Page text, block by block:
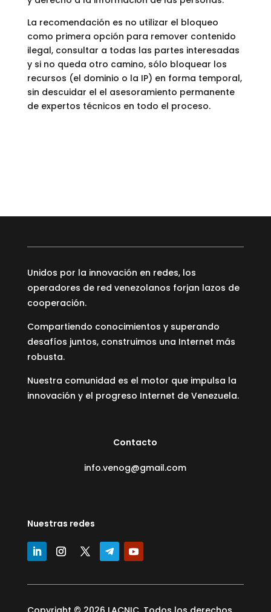
La recomendación es no utilizar el bloqueo
como primera opción para remover contenido
ilegal, consultar a todas las partes interesadas
y si no queda otro camino, sólo bloquear los
recursos (el dominio o la IP) en forma temporal,
sin descuidar el el asesoramiento permanente
de expertos técnicos en todo el proceso.
Unidos por la innovación en redes, los
operadores de red venezolanos forjan lazos de
cooperación.
Compartiendo conocimientos y superando
desafíos juntos, construimos una Internet más
robusta.
Nuestra comunidad es el motor que impulsa la
innovación y el progreso Internet de Venezuela.
Contacto
info.venog@gmail.com
Nuestras redes